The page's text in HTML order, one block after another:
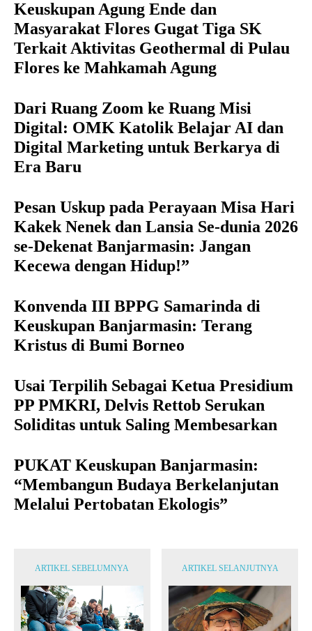
Keuskupan Agung Ende dan
Masyarakat Flores Gugat Tiga SK
Terkait Aktivitas Geothermal di Pulau
Flores ke Mahkamah Agung
Dari Ruang Zoom ke Ruang Misi
Digital: OMK Katolik Belajar AI dan
Digital Marketing untuk Berkarya di
Era Baru
Pesan Uskup pada Perayaan Misa Hari
Kakek Nenek dan Lansia Se-dunia 2026
se-Dekenat Banjarmasin: Jangan
Kecewa dengan Hidup!”
Konvenda III BPPG Samarinda di
Keuskupan Banjarmasin: Terang
Kristus di Bumi Borneo
Usai Terpilih Sebagai Ketua Presidium
PP PMKRI, Delvis Rettob Serukan
Soliditas untuk Saling Membesarkan
PUKAT Keuskupan Banjarmasin:
“Membangun Budaya Berkelanjutan
Melalui Pertobatan Ekologis”
ARTIKEL SEBELUMNYA ARTIKEL SELANJUTNYA